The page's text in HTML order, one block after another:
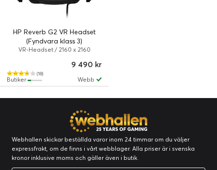
HP Reverb G2 VR Headset
(Fyndvara klass 3)
VR-Headset / 2160 x 2160
(18)
9 490 kr
Webb
Butiker
Webhallen skickar beställda varor inom 24 timmar om du väljer
expressfrakt, om de finns i vårt webblager. Alla priser är i svenska
kronor inklusive moms och gäller även i butik.